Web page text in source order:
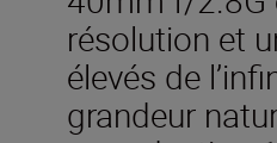
résolution et
élevés de
grandeur